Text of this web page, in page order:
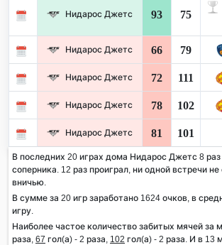
Нидарос Джетс 93 75
Нидарос Джетс 66 79
Нидарос Джетс 72 111
Нидарос Джетс 78 102
Нидарос Джетс 81 101
В последних 20 играх дома Нидарос Джетс 8
соперника. 12 раз проиграл, ни одной встречи
вничью.
В сумме за 20 игр заработано 1624 очков, в
игру.
Наиболее частое количество забитых мячей за
раза, 67 гол(а) - 2 раза, 102 гол(а) - 2 раза. И в 13